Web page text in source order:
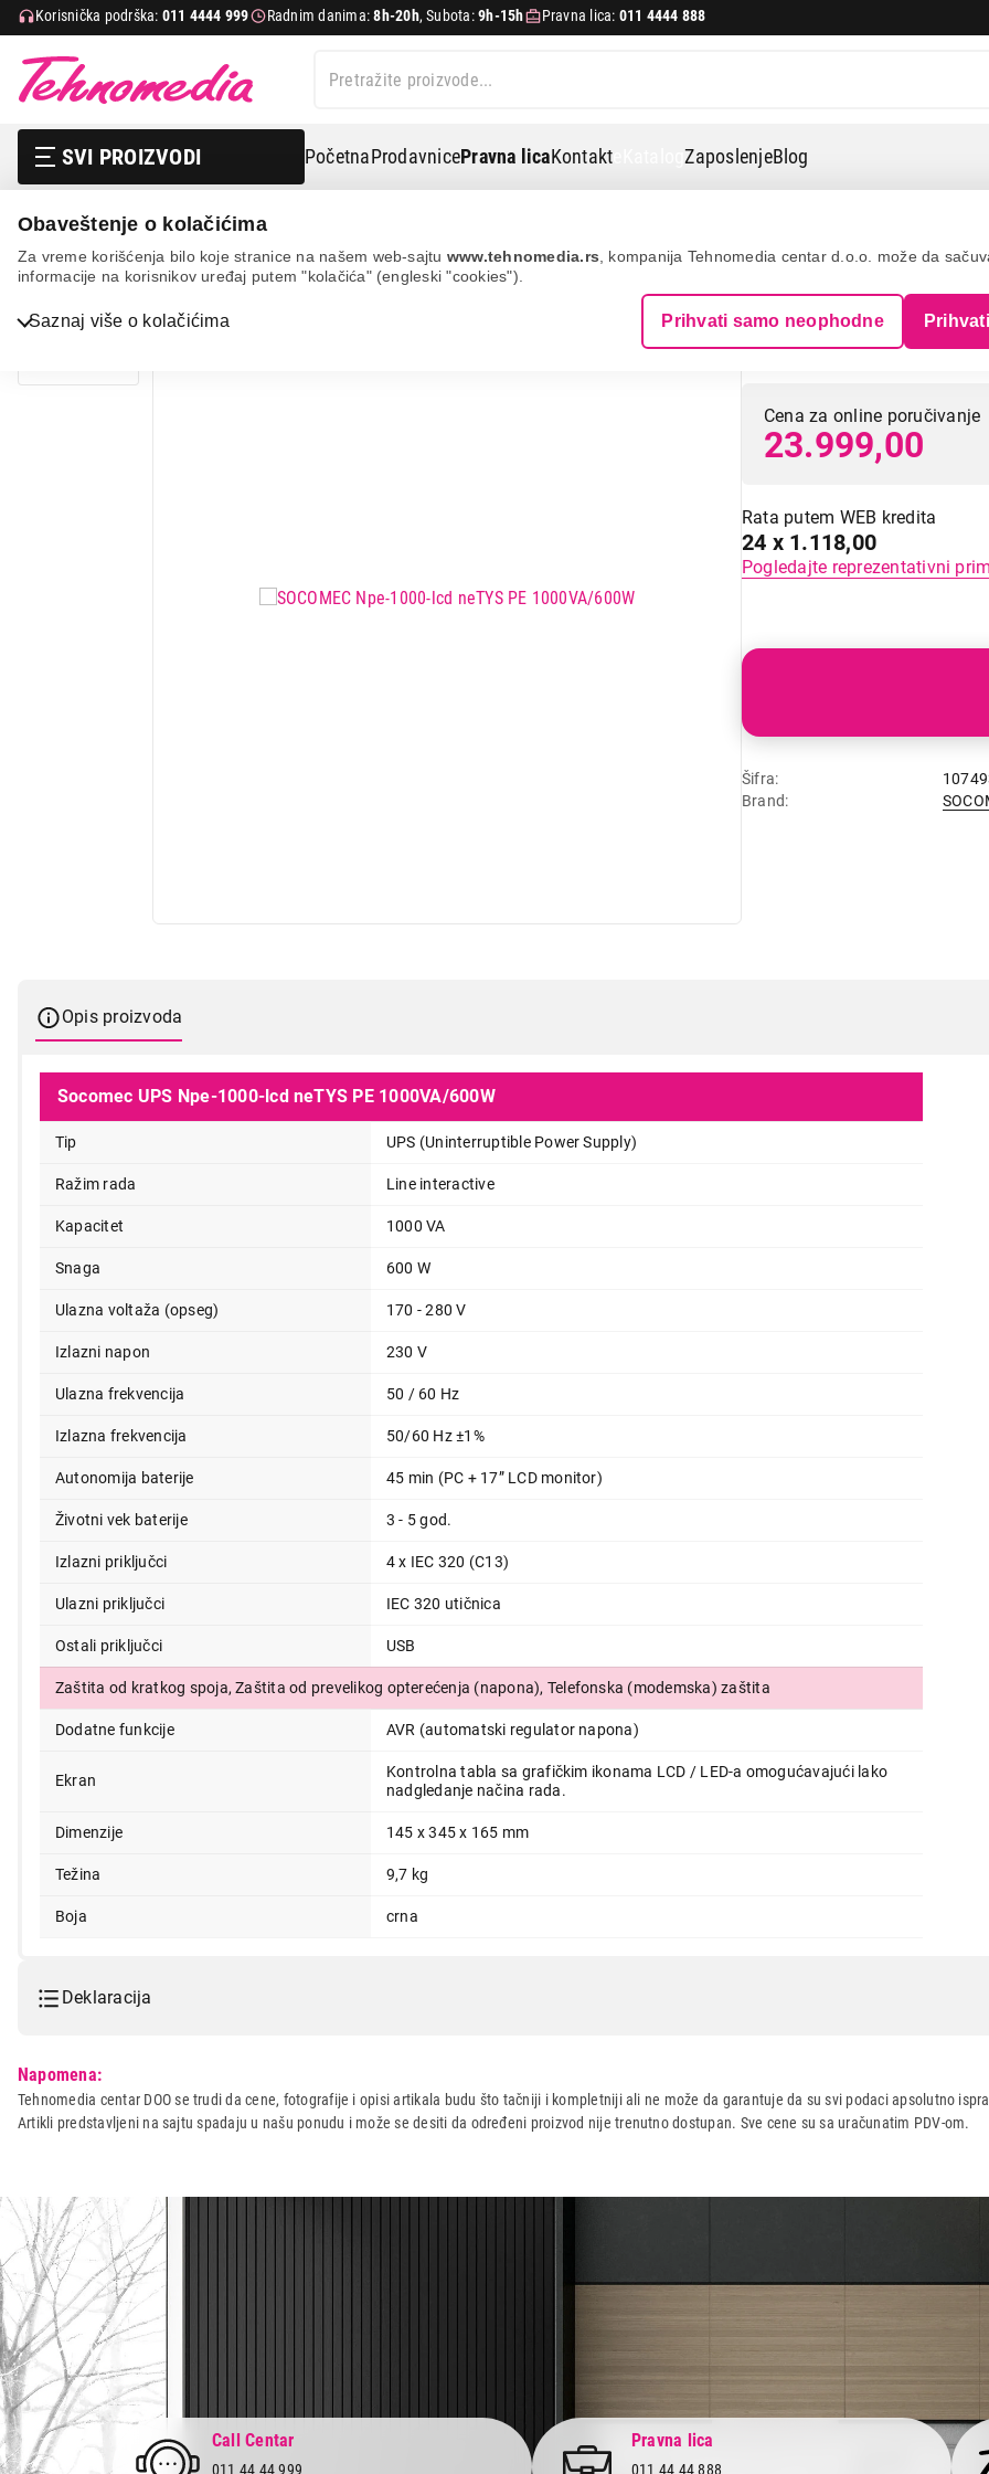
Obaveštenje o kolačićima
Za vreme korišćenja bilo koje stranice na našem web-sajtu www.tehnomedia.rs , kompanija Tehnomedia centar d.o.o. može da
informacije na korisnikov uređaj putem "kolačića" (engleski "cookies").
Saznaj više o kolačićima Prihvati samo neophodne
Korisnička podrška: 011 4444 999 Radnim danima:8h-20h, Subota:9h-15h Pravna lica: 011 4444 888
SVI PROIZVODI PočetnaProdavnicePravna licaKontakt eKatalogZaposlenjeBlog
Bela tehnika
It & gaming Elektro zaštita i napajanja
SOCOMEC Npe-
1000VA/600W
Cena za online poručivanje
23.999,00
Rata putem WEB kredita
24 x 1.118,00
Pogledajte reprezentativni
Šifra
Brand
Opis proizvoda
Socomec UPS Npe-1000-lcd neTYS PE 1000VA/600W
Tip UPS (Uninterruptible Power Supply)
Ražim rada Line interactive
Kapacitet 1000 VA
Snaga 600 W
Ulazna voltaža (opseg) 170 - 280 V
Izlazni napon 230 V
Ulazna frekvencija 50 / 60 Hz
Izlazna frekvencija 50/60 Hz ±1%
Autonomija baterije 45 min (PC + 17” LCD monitor)
Životni vek baterije 3 - 5 god.
Izlazni priključci 4 x IEC 320 (C13)
Ulazni priključci IEC 320 utičnica
Ostali priključci USB
Zaštita od kratkog spoja, Zaštita od prevelikog opterećenja (napona), Telefonska (modemska) zaštita
Dodatne funkcije AVR (automatski regulator napona)
Ekran
Kontrolna tabla sa grafičkim ikonama LCD / LED-a omogućavajući lako
nadgledanje načina rada.
Dimenzije 145 x 345 x 165 mm
Težina 9,7 kg
Boja crna
Deklaracija
Naziv i vrsta robe:
ELEKTRO ZASTITA I NAPAJANJE
Uvoznik:
ATOM PARTNER
Napomena:
Tehnomedia centar DOO se trudi da cene, fotografije i opisi artikala budu što tačniji i kompletniji ali ne može da garantuje da su svi podaci apsolutno
Artikli predstavljeni na sajtu spadaju u našu ponudu i može se desiti da određeni proizvod nije trenutno dostupan. Sve cene su sa uračunatim PDV-om.
Proizvod je dodat u korpu.
Nastavi kupovinu
Call Centar
011 44 44 999
Pravna lica
011 44 44 888